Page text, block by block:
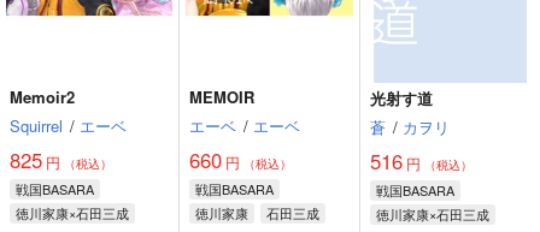
Memoir2
Squirrel / エーベ
825 円 （税込）
戦国BASARA
徳川家康×石田三成
MEMOIR
エーベ / エーベ
660 円 （税込）
戦国BASARA
徳川家康
石田三成
光射す道
蒼 / カヲリ
516円 （税込）
戦国BASARA
徳川家康×石田三成